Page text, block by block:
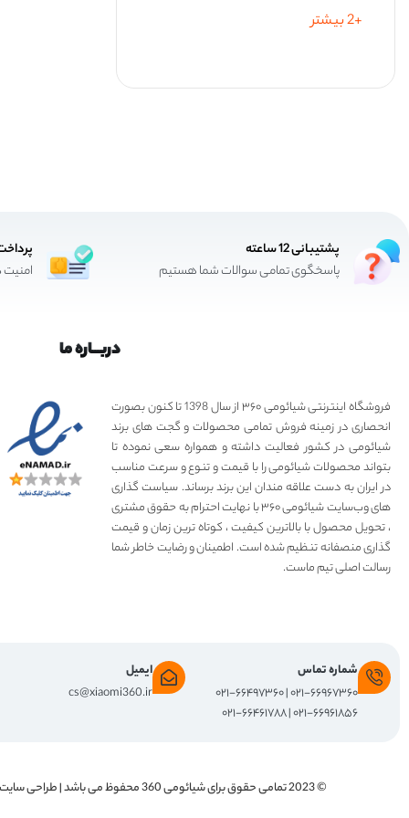
+16 بیشتر
+2 بیشتر
پشتیبانی 12 ساعته
پاسخگوی تمامی سوالات شما هستیم
امنیت
دربـــاره ما
فروشگاه اینترنتی شیائومی ۳۶۰ از سال 1398 تا کنون بصورت
انحصاری در زمینه فروش تمامی محصولات و گجت های برند
شیائومی در کشور فعالیت داشته و همواره سعی نموده تا
بتواند محصولات شیائومی را با قیمت و تنوع و سرعت مناسب
در ایران به دست علاقه مندان این برند برساند. سیاست گذاری
های وب‌سایت شیائومی ۳۶۰ با نهایت احترام به حقوق مشتری
، تحویل محصول با بالاترین کیفیت ، کوتاه ترین زمان و قیمت
گذاری منصفانه تنظیم شده است. اطمینان و رضایت خاطر شما
رسالت اصلی تیم ماست.
شماره تماس
۰۲۱-۶۶۹۶۷۳۶۰ | ۰۲۱-۶۶۴۹۷۳۶۰
۰۲۱-۶۶۹۶۱۸۵۶ | ۰۲۱-۶۶۴۶۱۷۸۸
ایمیل
cs@xiaomi360.ir
© 2023 تمامی حقوق برای شیائومی 360 محفوظ می باشد | طراحی